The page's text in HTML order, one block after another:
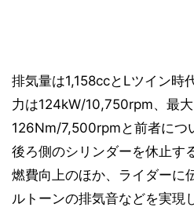
排気量は1,158ccとLツイン時
力は124kW/10,750rpm、最
126Nm/7,500rpmと前者につ
後ろ側のシリンダーを休止す
燃費向上のほか、ライダーに
ルトーンの排気音などを実現